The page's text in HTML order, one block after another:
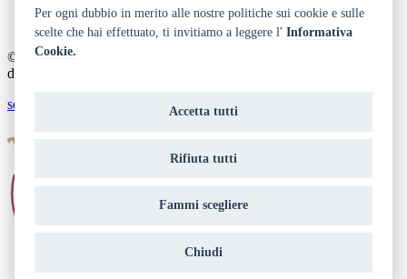
Note legali e crediti
Art Bonus
© 2014 - 2026 TrentinoCultura - Ideazione e coordinamento a cura
del Dipartimento Cultura, Turismo, Promozione e Sport
scrivi alla redazione
Per ogni dubbio in merito alle nostre politiche sui cookie e sulle
scelte che hai effettuato, ti invitiamo a leggere l'Informativa
Cookie.
Accetta tutti
Rifiuta tutti
Fammi scegliere
Chiudi